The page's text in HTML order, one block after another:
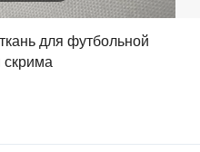
для футбольной
скрима